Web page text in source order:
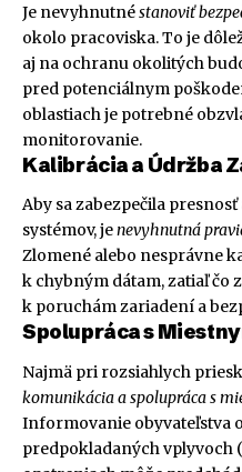
Je nevyhnutnéstanoviť
okolo pracoviska. To je
aj na ochranu okolitých
pred potenciálnym
oblastiach je potrebné
monitorovanie.
Kalibrácia a Údržba
Aby sa zabezpečila
systémov, jenevyhnutná
Zlomené alebo nesprávne
k chybným dátam, zatiaľ čo
k poruchám zariadení a
Spolupráca s
Najmä pri rozsiahlych
komunikácia a spolupráca s
Informovanie obyvateľstva
predpokladaných vplyvoch